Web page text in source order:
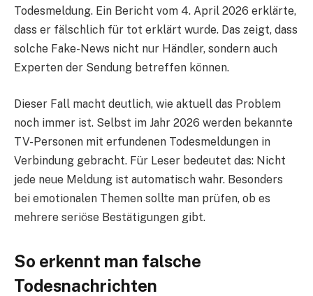
Todesmeldung. Ein Bericht vom 4. April 2026 erklärte,
dass er fälschlich für tot erklärt wurde. Das zeigt, dass
solche Fake-News nicht nur Händler, sondern auch
Experten der Sendung betreffen können.
Dieser Fall macht deutlich, wie aktuell das Problem
noch immer ist. Selbst im Jahr 2026 werden bekannte
TV-Personen mit erfundenen Todesmeldungen in
Verbindung gebracht. Für Leser bedeutet das: Nicht
jede neue Meldung ist automatisch wahr. Besonders
bei emotionalen Themen sollte man prüfen, ob es
mehrere seriöse Bestätigungen gibt.
So erkennt man falsche
Todesnachrichten